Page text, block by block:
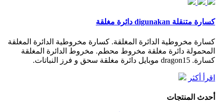
كسارة متنقلة digunakan دائرة مغلقة
كسارة مخروطية الدائرة المغلقة. كسارة مخروطية الدائرة المغلقة
المحمولة دائرة مغلقة مخروط محطم. مخروط الدائرة المغلقة
كسارة. dragon15 موبايل دائرة مغلقة سحق و فرز النباتات.
اقرأ أكثر
أحدث المنتجات